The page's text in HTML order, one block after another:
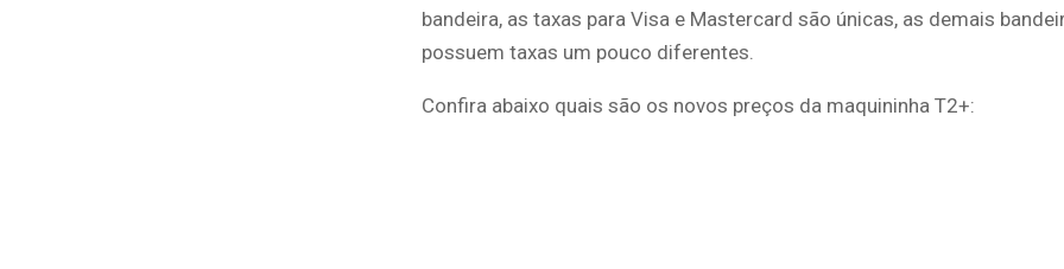
bandeira, as taxas para Visa e Mastercard são únicas, as demais
possuem taxas um pouco diferentes.
Confira abaixo quais são os novos preços da maquininha T2+: